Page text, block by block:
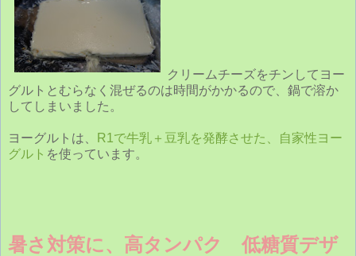
クリームチーズをチンしてヨー
グルトとむらなく混ぜるのは時間がかかるので、鍋で溶か
してしまいました。
ヨーグルトは、
R1で牛乳＋豆乳を発酵させた、自家性ヨー
グルト を使っています。
暑さ対策に、高タンパク 低糖質デザ